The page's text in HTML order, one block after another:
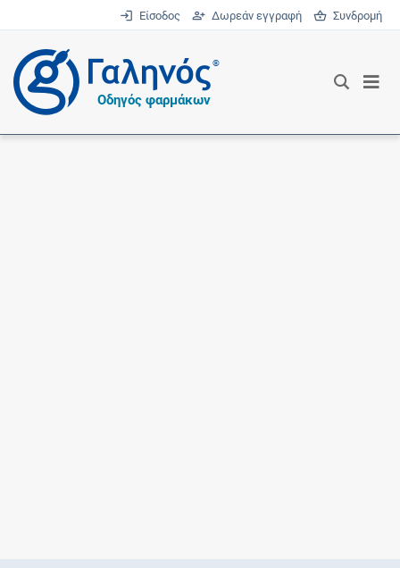
Είσοδος Δωρεάν εγγραφή Συνδρομή
®
Οδηγός φαρμάκων